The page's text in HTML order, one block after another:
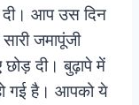
दी। आप उस दिन
जमापूंजी
दी। बुढ़ापे में
गई है। आपको ये